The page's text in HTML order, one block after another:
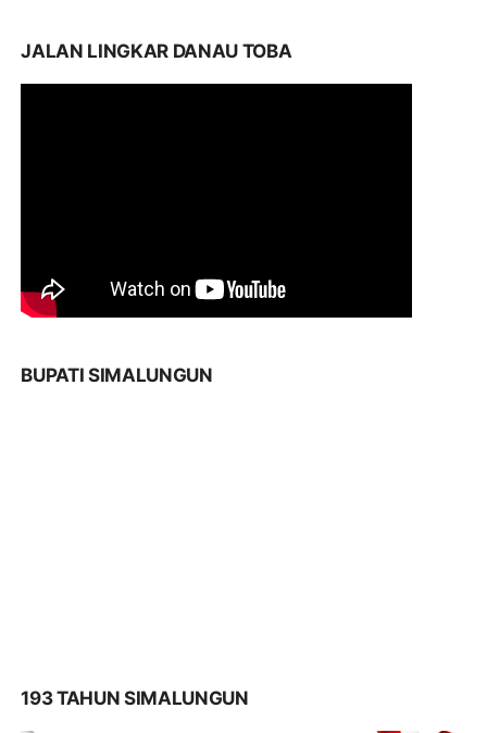
JALAN LINGKAR DANAU TOBA
BUPATI SIMALUNGUN
193 TAHUN SIMALUNGUN